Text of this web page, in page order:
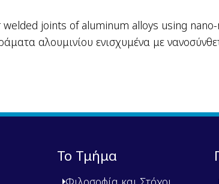
joints of aluminum alloys using
αλουμινίου ενισχυμένα με
Το Τμήμα